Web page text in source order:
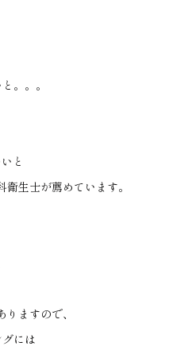
。。。
と
生士が薦めています。
ますので、
には